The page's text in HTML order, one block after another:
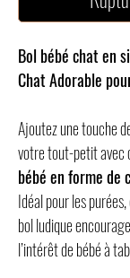
Bol bébé chat en
Chat Adorable
Ajoutez une touche
votre tout-petit avec
bébé en forme de
Idéal pour les
bol ludique
l’intérêt de bébé à